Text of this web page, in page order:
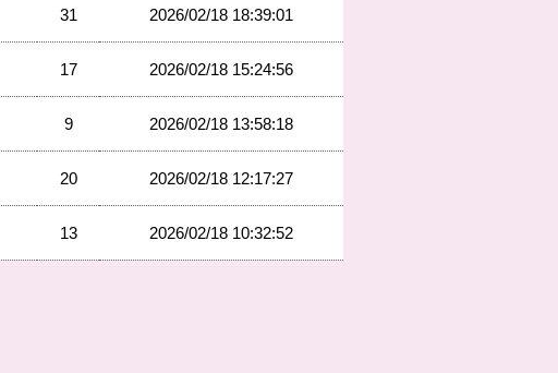
31 2026/02/18 18:39:01
17 2026/02/18 15:24:56
9 2026/02/18 13:58:18
20 2026/02/18 12:17:27
13 2026/02/18 10:32:52